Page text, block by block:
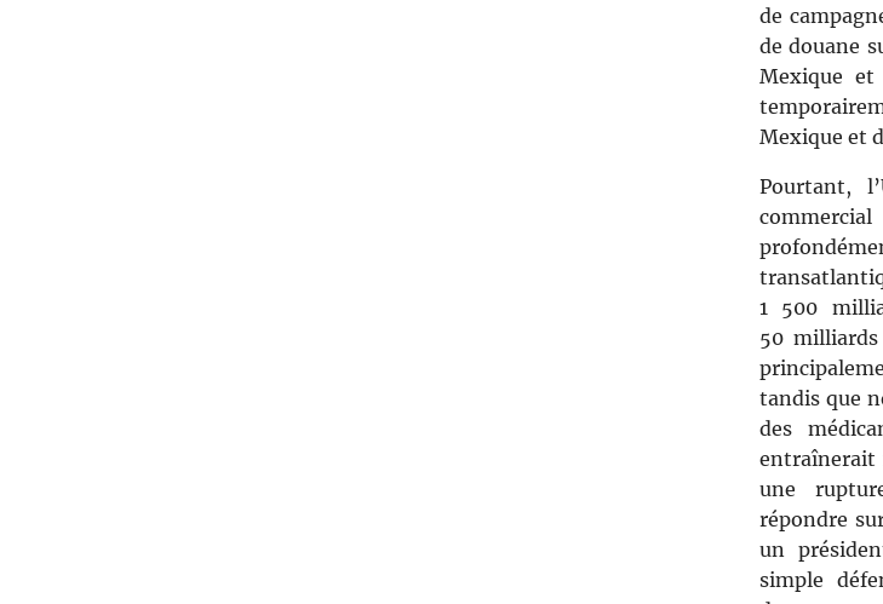
de
de douane
Mexique
Mexique et
Pourtant,
1 500
50
tandis que
des
entraînerait
une
répondre
un
simple